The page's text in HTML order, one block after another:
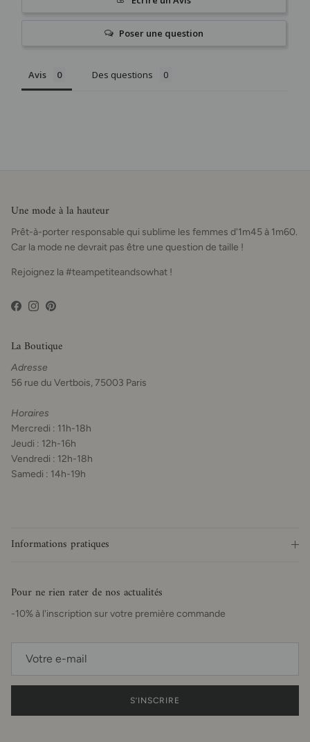
Poser une question
Avis Des questions
Une mode à la hauteur
Prêt-à-porter responsable qui sublime les femmes d'1m45 à 1m60.
Car la mode ne devrait pas être une question de taille !
Rejoignez la #teampetiteandsowhat !
Facebook
Instagram
Pinterest
La Boutique
Adresse
56 rue du Vertbois, 75003 Paris
Horaires
Mercredi : 11h-18h
Jeudi : 12h-16h
Vendredi : 12h-18h
Samedi : 14h-19h
Informations pratiques
Pour ne rien rater de nos actualités
-10% à l'inscription sur votre première commande
S’INSCRIRE